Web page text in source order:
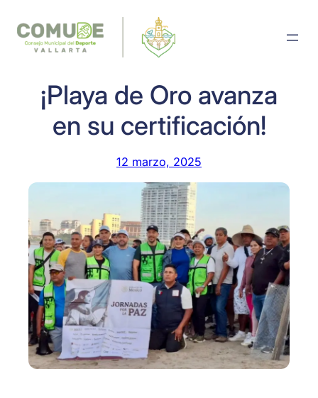
contenido
¡Playa de Oro avanza
en su certificación!
12 marzo, 2025